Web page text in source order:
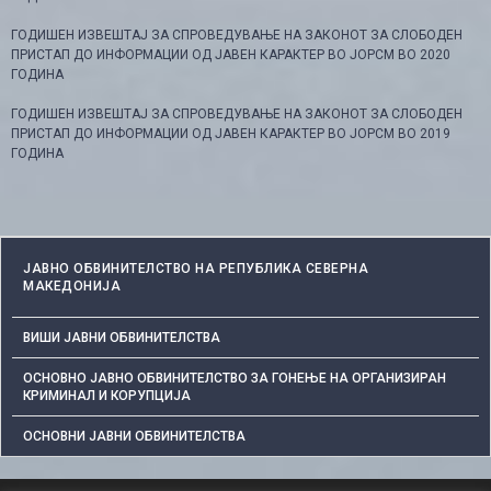
ГОДИШЕН ИЗВЕШТАЈ ЗА СПРОВЕДУВАЊЕ НА ЗАКОНОТ ЗА СЛОБОДЕН
ПРИСТАП ДО ИНФОРМАЦИИ ОД ЈАВЕН КАРАКТЕР ВО ЈОРСМ ВО 2020
ГОДИНА
ГОДИШЕН ИЗВЕШТАЈ ЗА СПРОВЕДУВАЊЕ НА ЗАКОНОТ ЗА СЛОБОДЕН
ПРИСТАП ДО ИНФОРМАЦИИ ОД ЈАВЕН КАРАКТЕР ВО ЈОРСМ ВО 2019
ГОДИНА
ЈАВНО ОБВИНИТЕЛСТВО НА РЕПУБЛИКА СЕВЕРНА
МАКЕДОНИЈА
ВИШИ ЈАВНИ ОБВИНИТЕЛСТВА
ОСНОВНО ЈАВНО ОБВИНИТЕЛСТВО ЗА ГОНЕЊЕ НА ОРГАНИЗИРАН
КРИМИНАЛ И КОРУПЦИЈА
ОСНОВНИ ЈАВНИ ОБВИНИТЕЛСТВА